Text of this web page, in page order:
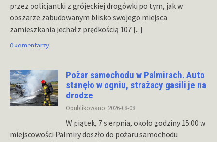
przez policjantki z grójeckiej drogówki po tym, jak w
obszarze zabudowanym blisko swojego miejsca
zamieszkania jechał z prędkością 107 [...]
0 komentarzy
Pożar samochodu w Palmirach. Auto
stanęło w ogniu, strażacy gasili je na
drodze
Opublikowano: 2026-08-08
W piątek, 7 sierpnia, około godziny 15:00 w
miejscowości Palmiry doszło do pożaru samochodu